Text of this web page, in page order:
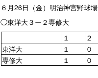
６月26日（金）明治神宮野球場
◯東洋大３ー２専修大
１
２
東洋大
１ ０
専修大
１ ０